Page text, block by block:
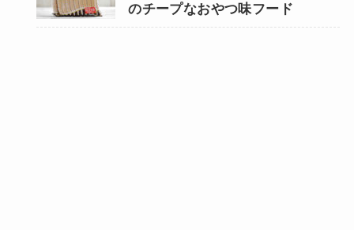
のチープなおやつ味フード